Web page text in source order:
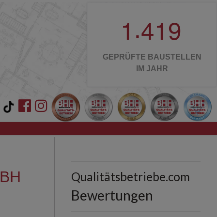
1 .419
GEPRÜFTE BAUSTELLEN
IM JAHR